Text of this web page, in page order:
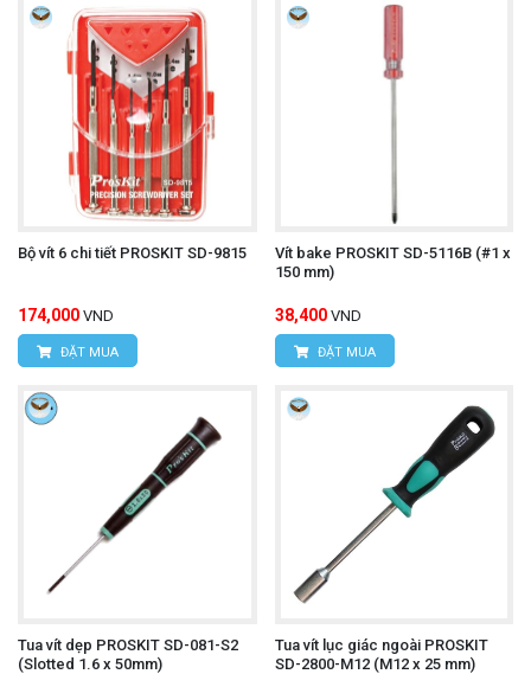
Bộ vít 6 chi tiết PROSKIT SD-9815
174,000 VND
ĐẶT MUA
Vít bake PROSKIT SD-5116B (#1 x
150 mm)
38,400 VND
ĐẶT MUA
Tua vít dẹp PROSKIT SD-081-S2
(Slotted 1.6 x 50mm)
Tua vít lục giác ngoài PROSKIT
SD-2800-M12 (M12 x 25 mm)